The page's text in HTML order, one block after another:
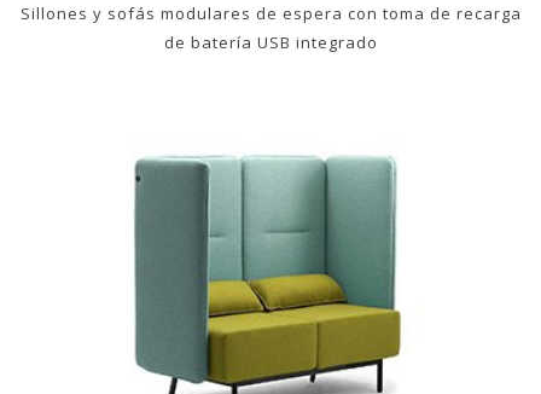
Sillones y sofás modulares de espera con toma de recarga
de batería USB integrado